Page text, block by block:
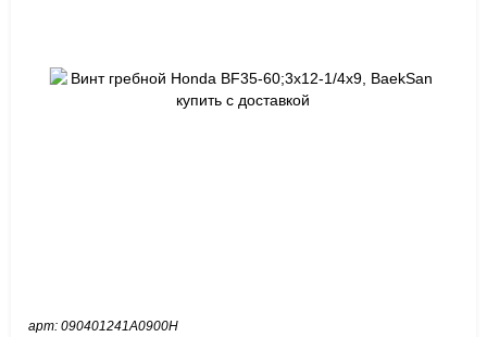
арт: 090401241A0900H